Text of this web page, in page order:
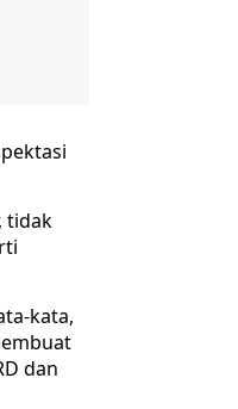
tidak
kata,
dan